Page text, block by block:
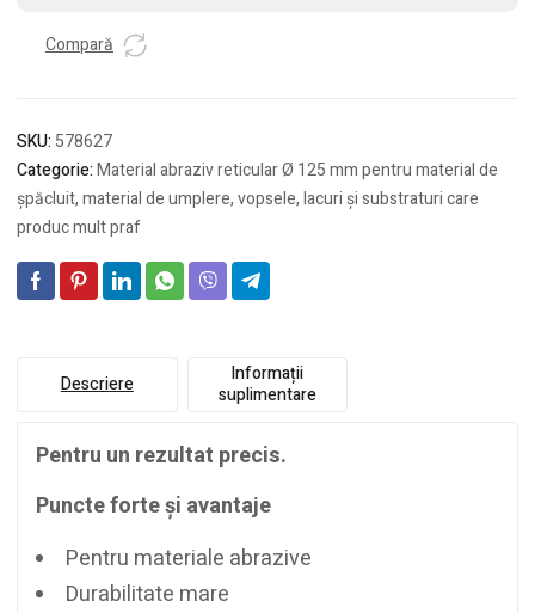
D125
Compară
SKU: 578627
Categorie:Material abraziv reticular Ø 125 mm pentru material de
şpăcluit, material de umplere, vopsele, lacuri şi substraturi care
produc mult praf
Descriere
Informații
suplimentare
Pentru un rezultat precis.
Puncte forte şi avantaje
Pentru materiale abrazive
Durabilitate mare